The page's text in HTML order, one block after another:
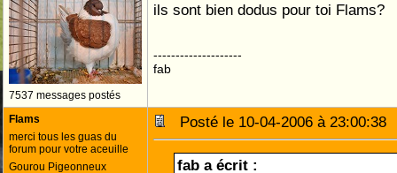
7537 messages postés
ils sont bien dodus pour toi Flams?
--------------------
fab
Flams
merci tous les guas du
forum pour votre aceuille
Gourou Pigeonneux
Posté le 10-04-2006 à
fab a écrit :